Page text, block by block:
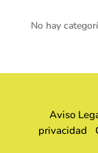
No hay
Aviso
privacidad